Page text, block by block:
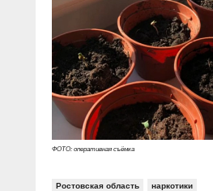
Социальные ролики
Документальные фильмы
Прямой разговор
В знании сила
Специальный репортаж
КиберПОСТОВОЙ
Газета «Щит и меч»
Журнал «Полиция России»
О ПОРТАЛЕ
Контакты
Вакансии
ФОТО: оперативная съёмка
Ростовская область наркотики